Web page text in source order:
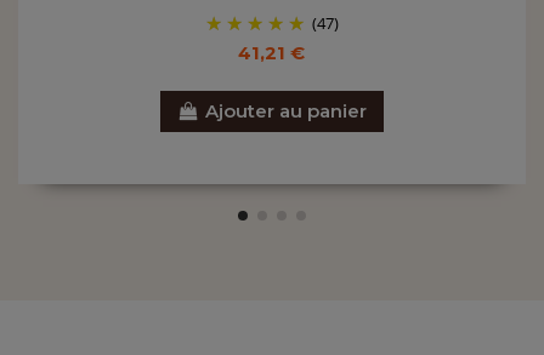
(47)
41,21 €
Ajouter au panier